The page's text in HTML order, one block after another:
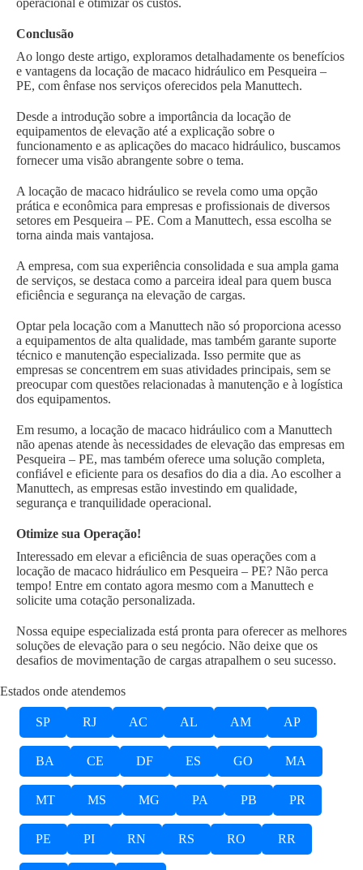
operacional e otimizar os custos.
Conclusão
Ao longo deste artigo, exploramos detalhadamente os benefícios
e vantagens da locação de macaco hidráulico em Pesqueira –
PE, com ênfase nos serviços oferecidos pela Manuttech.
Desde a introdução sobre a importância da locação de
equipamentos de elevação até a explicação sobre o
funcionamento e as aplicações do macaco hidráulico, buscamos
fornecer uma visão abrangente sobre o tema.
A locação de macaco hidráulico se revela como uma opção
prática e econômica para empresas e profissionais de diversos
setores em Pesqueira – PE. Com a Manuttech, essa escolha se
torna ainda mais vantajosa.
A empresa, com sua experiência consolidada e sua ampla gama
de serviços, se destaca como a parceira ideal para quem busca
eficiência e segurança na elevação de cargas.
Optar pela locação com a Manuttech não só proporciona acesso
a equipamentos de alta qualidade, mas também garante suporte
técnico e manutenção especializada. Isso permite que as
empresas se concentrem em suas atividades principais, sem se
preocupar com questões relacionadas à manutenção e à logística
dos equipamentos.
Em resumo, a locação de macaco hidráulico com a Manuttech
não apenas atende às necessidades de elevação das empresas em
Pesqueira – PE, mas também oferece uma solução completa,
confiável e eficiente para os desafios do dia a dia. Ao escolher a
Manuttech, as empresas estão investindo em qualidade,
segurança e tranquilidade operacional.
Otimize sua Operação!
Interessado em elevar a eficiência de suas operações com a
locação de macaco hidráulico em Pesqueira – PE? Não perca
tempo! Entre em contato agora mesmo com a Manuttech e
solicite uma cotação personalizada.
Nossa equipe especializada está pronta para oferecer as melhores
soluções de elevação para o seu negócio. Não deixe que os
desafios de movimentação de cargas atrapalhem o seu sucesso.
Estados onde atendemos
SP RJ AC AL AM AP
BA CE DF ES GO MA
MT MS MG PA PB PR
PE PI RN RS RO RR